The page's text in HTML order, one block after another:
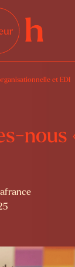
et EDI
nous